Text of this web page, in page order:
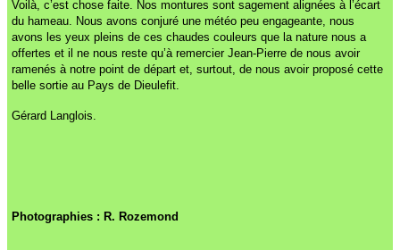
Voilà, c’est chose faite. Nos montures sont sagement alignées à l’écart
du hameau. Nous avons conjuré une météo peu engageante, nous
avons les yeux pleins de ces chaudes couleurs que la nature nous a
offertes et il ne nous reste qu’à remercier Jean-Pierre de nous avoir
ramenés à notre point de départ et, surtout, de nous avoir proposé cette
belle sortie au Pays de Dieulefit.
Gérard Langlois.
Photographies : R. Rozemond